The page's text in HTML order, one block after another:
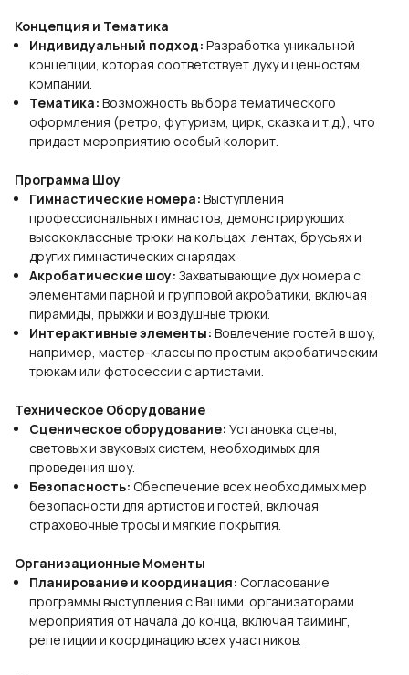
Концепция и Тематика
Индивидуальный подход: Разработка уникальной
концепции, которая соответствует духу и ценностям
компании.
Тематика: Возможность выбора тематического
оформления (ретро, футуризм, цирк, сказка и т.д.), что
придаст мероприятию особый колорит.
Программа Шоу
Гимнастические номера: Выступления
профессиональных гимнастов, демонстрирующих
высококлассные трюки на кольцах, лентах, брусьях и
других гимнастических снарядах.
Акробатические шоу: Захватывающие дух номера с
элементами парной и групповой акробатики, включая
пирамиды, прыжки и воздушные трюки.
Интерактивные элементы: Вовлечение гостей в шоу,
например, мастер-классы по простым акробатическим
трюкам или фотосессии с артистами.
Техническое Оборудование
Сценическое оборудование: Установка сцены,
световых и звуковых систем, необходимых для
проведения шоу.
Безопасность: Обеспечение всех необходимых мер
безопасности для артистов и гостей, включая
страховочные тросы и мягкие покрытия.
Организационные Моменты
Планирование и координация: Согласование
программы выступления с Вашими организаторами
мероприятия от начала до конца, включая тайминг,
репетиции и координацию всех участников.